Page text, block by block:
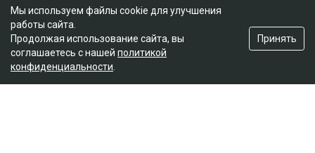
Редакция
О проекте
Правила сайта
Мы используем файлы cookie для улучшения
работы сайта.
Продолжая использование сайта, вы
соглашаетесь с нашей политикой
конфиденциальности
Принять